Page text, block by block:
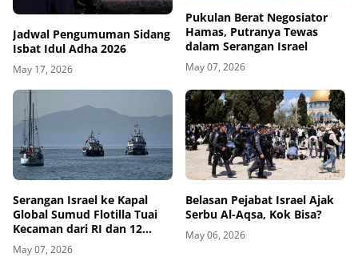
Jadwal Pengumuman Sidang
Isbat Idul Adha 2026
May 17, 2026
Pukulan Berat Negosiator
Hamas, Putranya Tewas
dalam Serangan Israel
May 07, 2026
Serangan Israel ke Kapal
Global Sumud Flotilla Tuai
Kecaman dari RI dan 12
Negara
May 07, 2026
Belasan Pejabat Israel Ajak
Serbu Al-Aqsa, Kok Bisa?
May 06, 2026